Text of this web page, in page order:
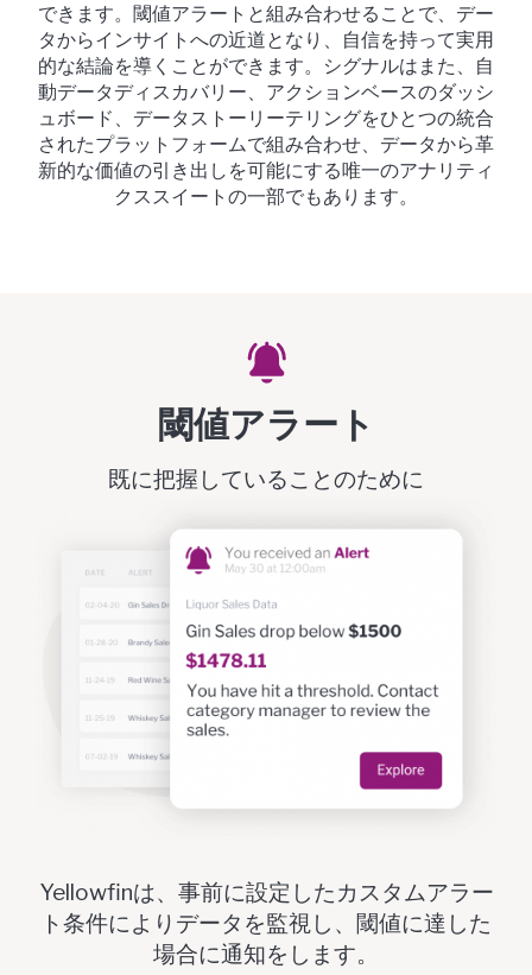
できます。閾値アラートと組み合わせることで、デー
タからインサイトへの近道となり、自信を持って実用
的な結論を導くことができます。シグナルはまた、自
動データディスカバリー、アクションベースのダッシ
ュボード、データストーリーテリングをひとつの統合
されたプラットフォームで組み合わせ、データから革
新的な価値の引き出しを可能にする唯一のアナリティ
クススイートの一部でもあります。
閾値アラート
既に把握していることのために
Yellowfinは、事前に設定したカスタムアラー
ト条件によりデータを監視し、閾値に達した
場合に通知をします。